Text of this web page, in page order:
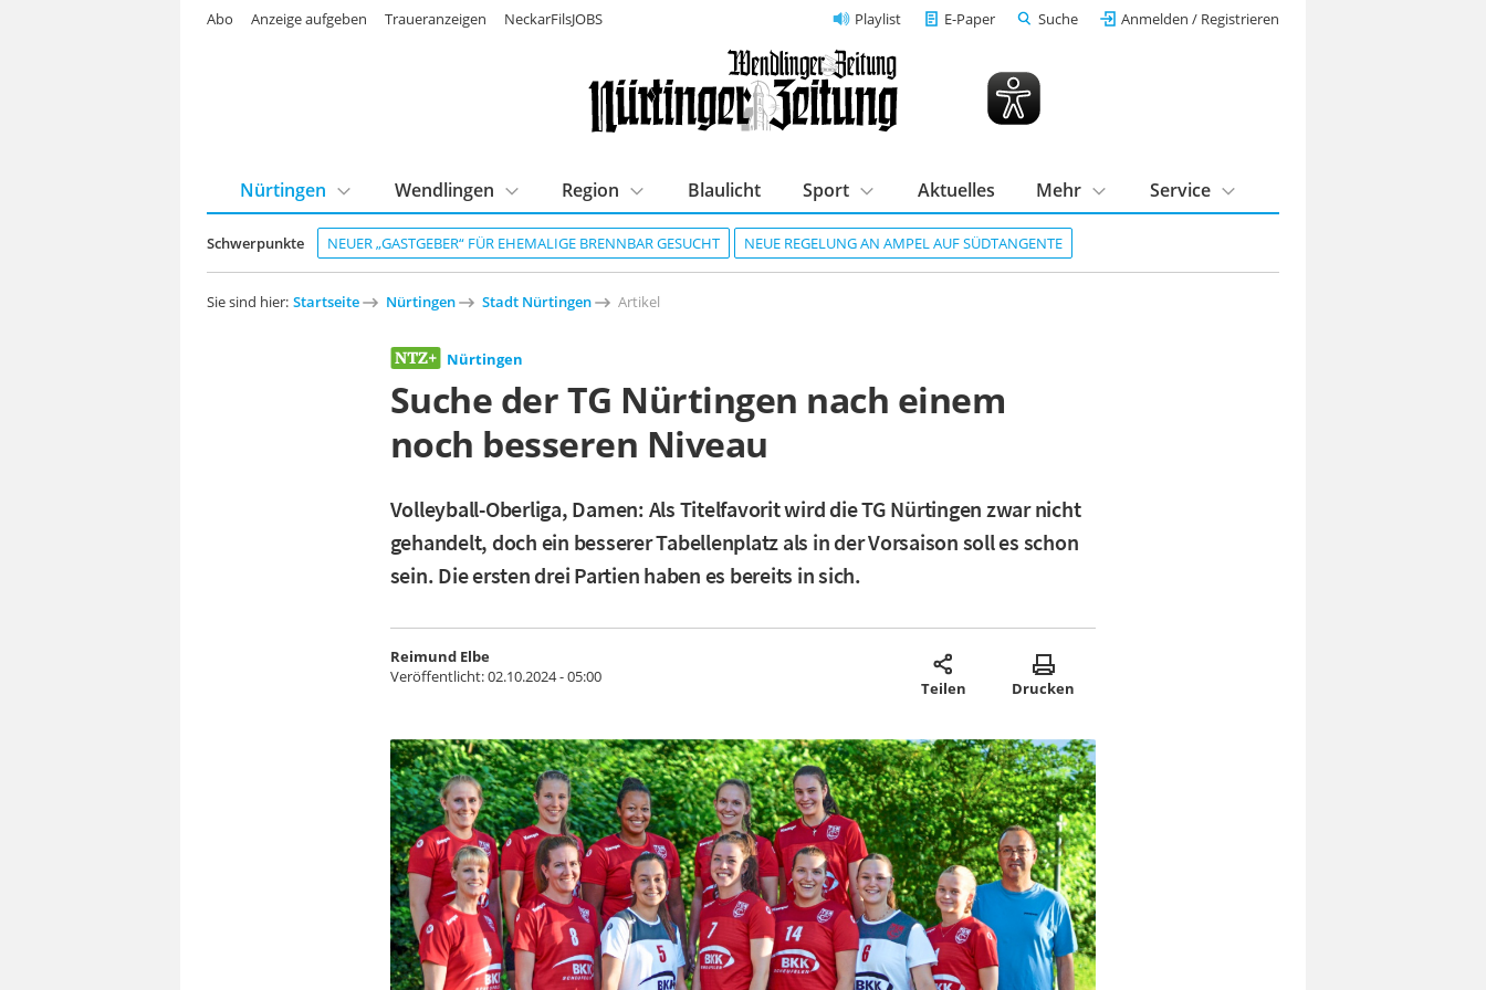
Playlist E-Paper Suche Anmelden / Registrieren
Schwerpunkte NEUER „GASTGEBER“ FÜR EHEMALIGE BRENNBAR GESUCHT NEUE REGELUNG AN AMPEL AUF SÜDTANGENTE
Nürtingen Wendlingen Region Blaulicht Sport Aktuelles Mehr Service
Abo Anzeige aufgeben Traueranzeigen NeckarFilsJOBS
Sie sind hier: Startseite Nürtingen Stadt Nürtingen Artikel
Nürtingen
Suche der TG Nürtingen nach einem
noch besseren Niveau
Volleyball-Oberliga, Damen: Als Titelfavorit wird die TG Nürtingen zwar nicht
gehandelt, doch ein besserer Tabellenplatz als in der Vorsaison soll es schon
sein. Die ersten drei Partien haben es bereits in sich.
Reimund Elbe
Veröffentlicht:02.10.2024 - 05:00
Teilen Drucken